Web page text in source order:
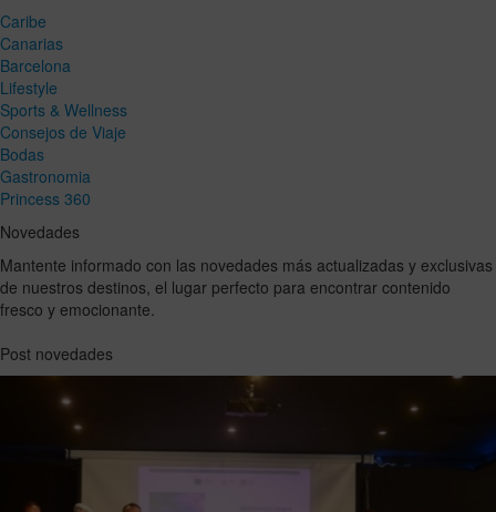
Caribe
Canarias
Barcelona
Lifestyle
Sports & Wellness
Consejos de Viaje
Bodas
Gastronomia
Princess 360
Novedades
Mantente informado con las novedades más actualizadas y exclusivas
de nuestros destinos, el lugar perfecto para encontrar contenido
fresco y emocionante.
Post novedades